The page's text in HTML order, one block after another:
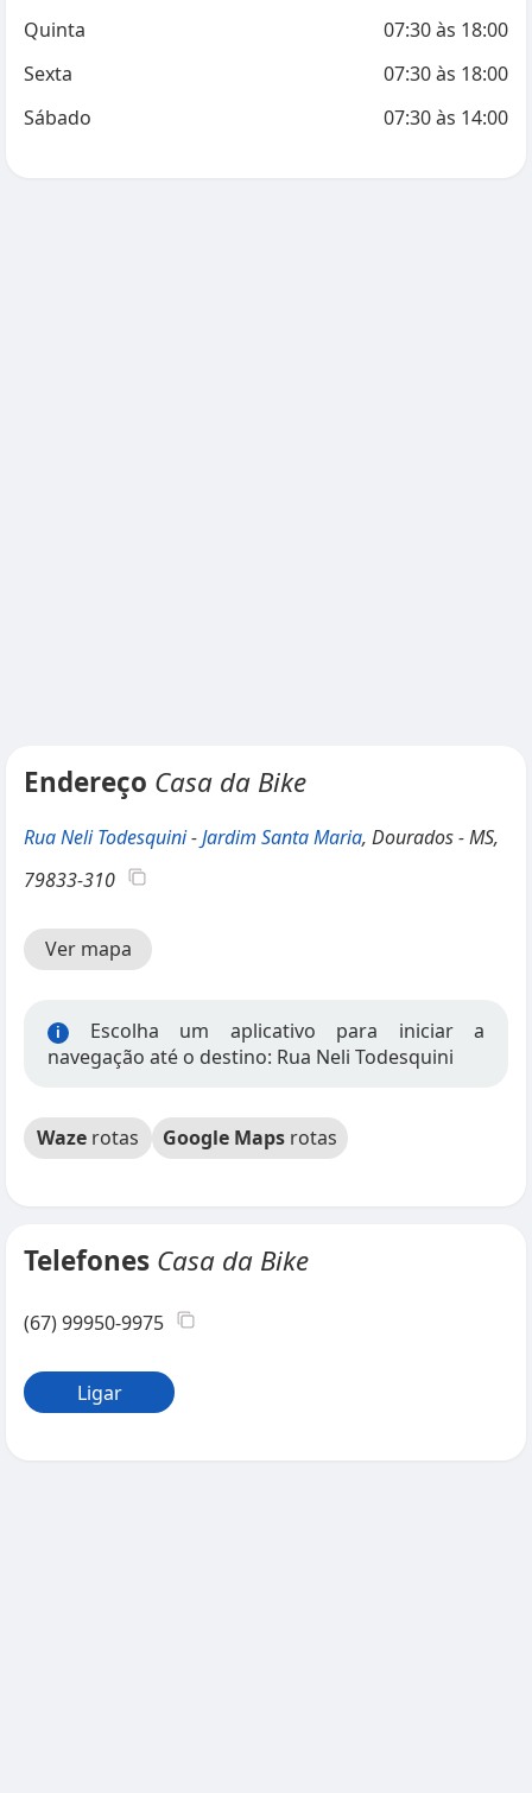
Quinta
07:30às 18:00
Sexta
07:30às 18:00
Sábado
07:30às 14:00
Endereço Casa da Bike
Rua Neli Todesquini-Jardim Santa Maria, Dourados - MS,
79833-310
Ver mapa
i
Escolha um aplicativo para iniciar a
navegação até o destino: Rua Neli Todesquini
Waze rotas Google Maps rotas
Telefones Casa da Bike
(67) 99950-9975
Ligar